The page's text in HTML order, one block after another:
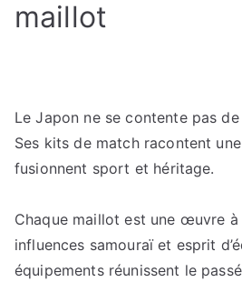
maillot
Le Japon ne se contente pas
Ses kits de match racontent
fusionnent sport et héritage.
Chaque maillot est une œuvre
influences samouraï et esprit
équipements réunissent le